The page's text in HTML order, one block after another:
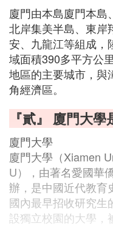
廈門由本島廈門本島
北岸集美半島、東岸
安、九龍江等組成，
域面積390多平方公
地區的主要城市，與
角經濟區。
『貳』 廈門大
廈門大學
廈門大學（Xiamen
U），由著名愛國華
辦，是中國近代教育
國內最早招收研究生
設獨立校園的大學，